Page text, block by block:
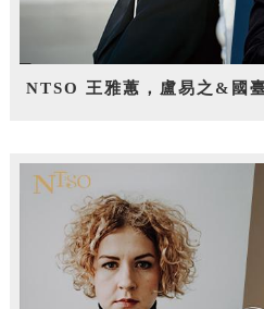
NTSO 王雅蕙，盧易之&國